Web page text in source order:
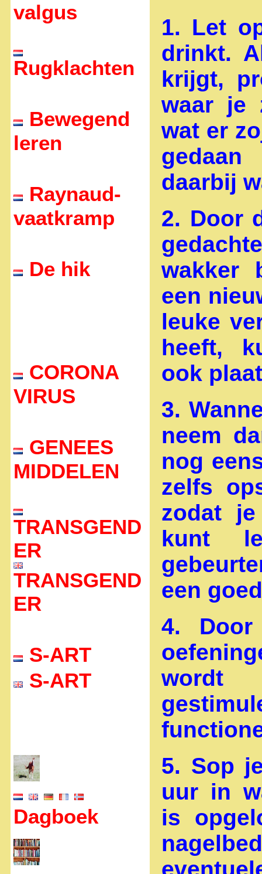
valgus
Rugklachten
Bewegend
leren
Raynaud-
vaatkramp
De hik
CORONA
VIRUS
GENEES
MIDDELEN
TRANSGEND
ER
TRANSGEND
ER
S-ART
S-ART
Dagboek
1. Let
drinkt.
krijgt,
waar je
wat er
daarbij
2. Door
wakker
een
leuke
heeft,
ook
3.
neem
nog
zelfs
zodat
kunt
een
4.
wordt
5. Sop
uur in
is